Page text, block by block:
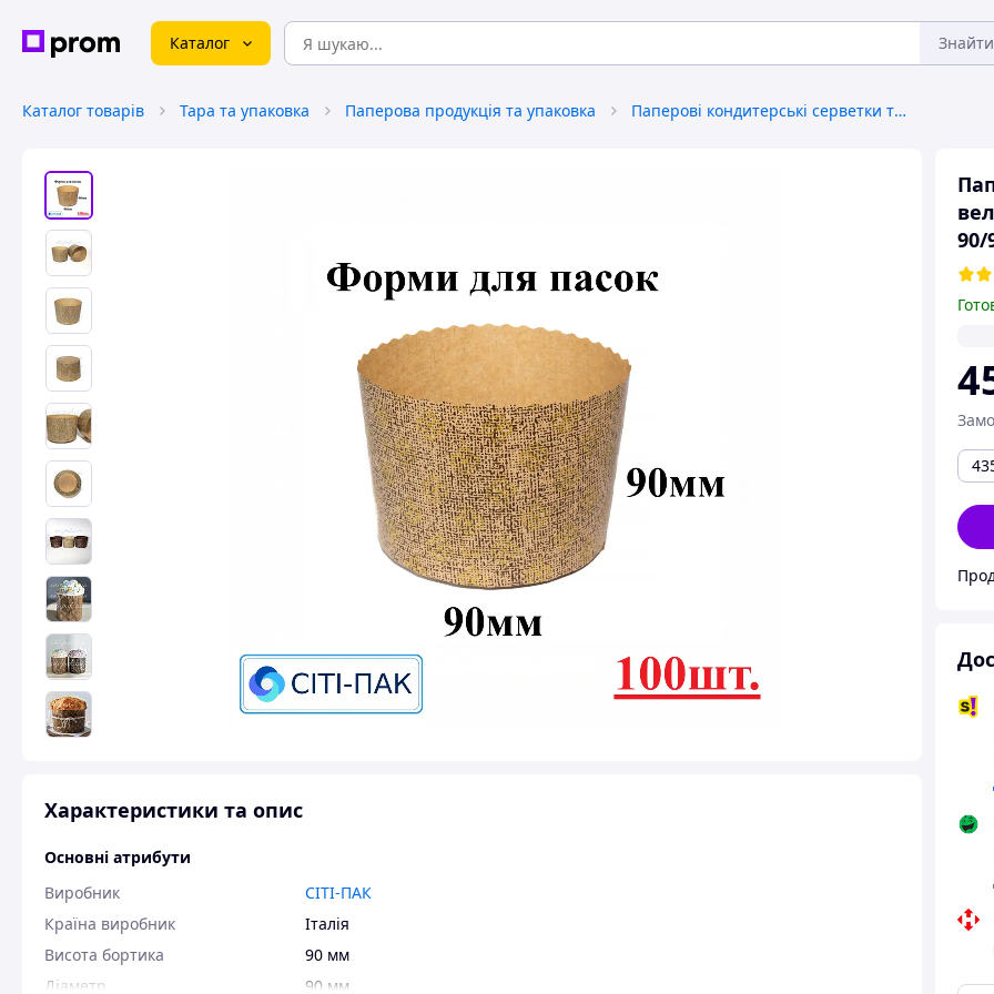
Каталог Знайти
Каталог товарів Тара та упаковка Паперова продукція та упаковка Паперові кондитерські серветки та форми
90/
Характеристики та опис
Основні атрибути
Виробник
СІТІ-ПАК
Країна виробник
Італія
Висота бортика
90 мм
Діаметр
90 мм